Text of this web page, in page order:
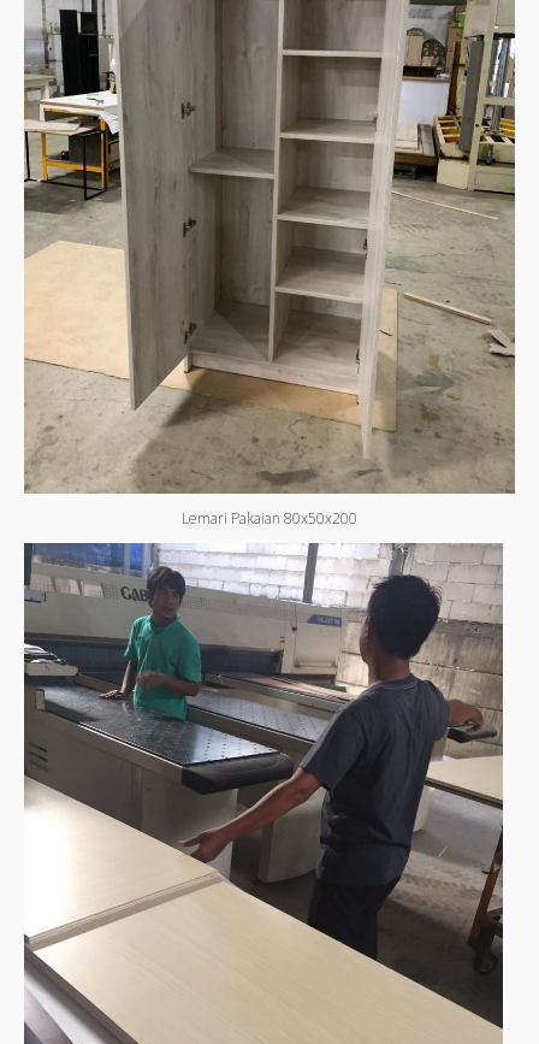
Lemari Pakaian 80x50x200